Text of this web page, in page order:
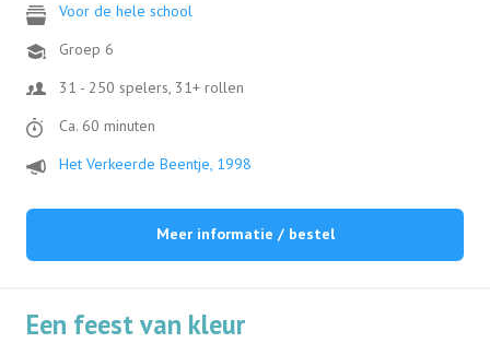
Voor de hele school
Groep 6
31 - 250 spelers, 31+ rollen
Ca. 60 minuten
Het Verkeerde Beentje, 1998
Meer informatie / bestel
Een feest van kleur